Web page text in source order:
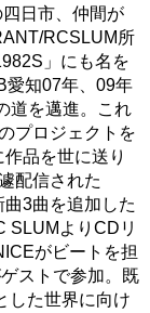
日市、仲間が
RCSLUM所
」にも名を
愛知07年、09年
道を邁進。これ
プロジェクトを
品を世に送り
配信された
曲3曲を追加した
SLUMよりCDリ
がビートを担
ストで参加。既
した世界に向け